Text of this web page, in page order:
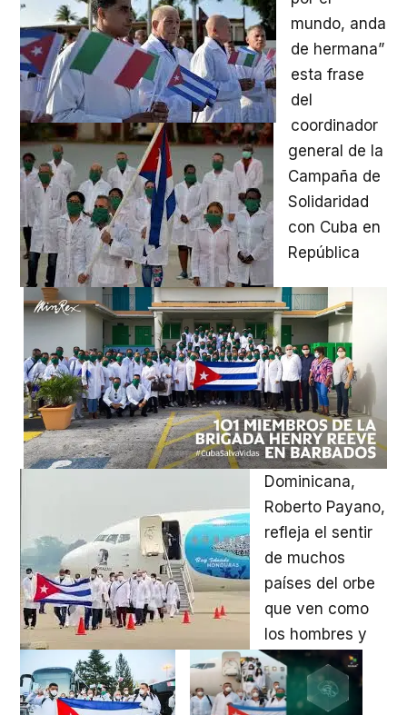
mundo, anda
de hermana”
esta frase
del
coordinador
general de la
Campaña de
Solidaridad
con Cuba en
República
Dominicana,
Roberto Payano,
refleja el sentir
de muchos
países del orbe
que ven como
los hombres y